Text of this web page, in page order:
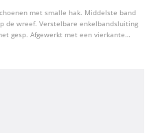
met smalle hak. Middelste band
de wreef. Verstelbare enkelbandsluiting
gesp. Afgewerkt met een vierkante